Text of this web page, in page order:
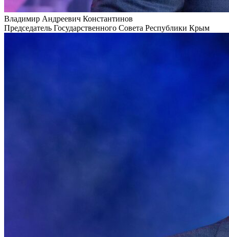
Владимир Андреевич Константинов
Председатель Государственного Совета Республики Крым